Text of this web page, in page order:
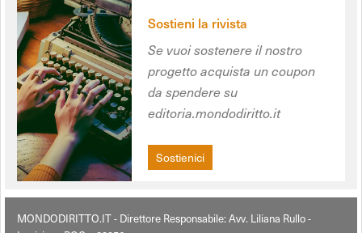
Sostieni la rivista
Se vuoi sostenere il nostro
progetto acquista un coupon
da spendere su
editoria.mondodiritto.it
Sostienici
MONDODIRITTO.IT - Direttore Responsabile: Avv. Liliana Rullo -